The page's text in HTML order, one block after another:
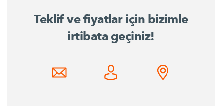
Teklif ve fiyatlar için bizimle
irtibata geçiniz!